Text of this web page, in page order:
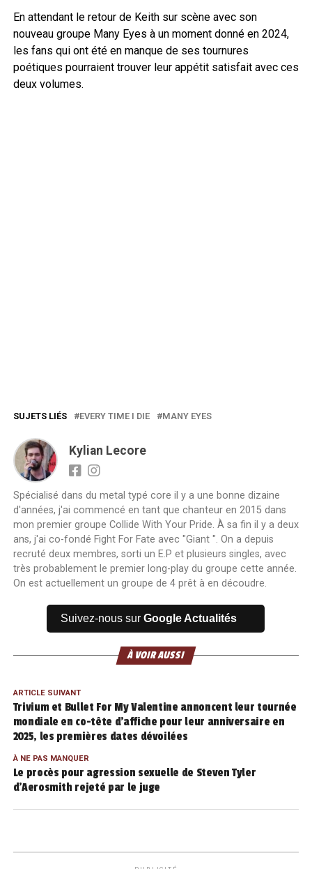
En attendant le retour de Keith sur scène avec son
nouveau groupe Many Eyes à un moment donné en 2024,
les fans qui ont été en manque de ses tournures
poétiques pourraient trouver leur appétit satisfait avec ces
deux volumes.
SUJETS LIÉS EVERY TIME I DIE MANY EYES
Kylian Lecore
Spécialisé dans du metal typé core il y a une bonne dizaine
d'années, j'ai commencé en tant que chanteur en 2015 dans
mon premier groupe Collide With Your Pride. À sa fin il y a deux
ans, j'ai co-fondé Fight For Fate avec "Giant ". On a depuis
recruté deux membres, sorti un E.P et plusieurs singles, avec
très probablement le premier long-play du groupe cette année.
On est actuellement un groupe de 4 prêt à en découdre.
Suivez-nous surGoogle Actualités
À VOIR AUSSI
ARTICLE SUIVANT
Trivium et Bullet For My Valentine annoncent leur tournée
mondiale en co-tête d’affiche pour leur anniversaire en
2025, les premières dates dévoilées
À NE PAS MANQUER
Le procès pour agression sexuelle de Steven Tyler
d’Aerosmith rejeté par le juge